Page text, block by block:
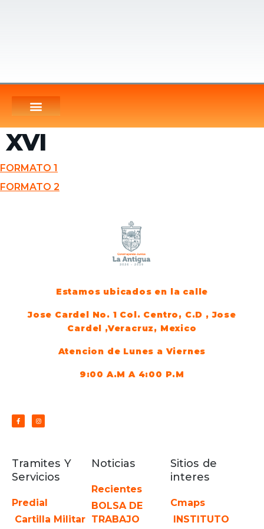
XVI
FORMATO 1
FORMATO 2
Estamos ubicados en la calle
Jose Cardel No. 1 Col. Centro, C.D , Jose
Cardel ,Veracruz, Mexico
Atencion de Lunes a Viernes
9:00 A.M A 4:00 P.M
Tramites Y
Servicios
Predial
Cartilla Militar
Noticias
Recientes
BOLSA DE
TRABAJO
Sitios de
interes
Cmaps
INSTITUTO